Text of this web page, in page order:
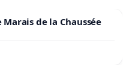
de la Chaussée